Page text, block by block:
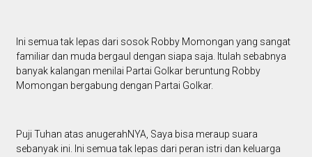
Ini semua tak lepas dari sosok Robby Momongan yang sangat
familiar dan muda bergaul dengan siapa saja. Itulah sebabnya
banyak kalangan menilai Partai Golkar beruntung Robby
Momongan bergabung dengan Partai Golkar.
Puji Tuhan atas anugerahNYA, Saya bisa meraup suara
sebanyak ini. Ini semua tak lepas dari peran istri dan keluarga